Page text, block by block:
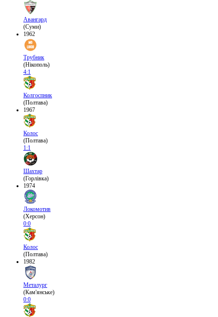
Авангард
(Суми)
1962
Трубник
(Нікополь)
4:1
Колгоспник
(Полтава)
1967
Колос
(Полтава)
1:1
Шахтар
(Горлівка)
1974
Локомотив
(Херсон)
0:0
Колос
(Полтава)
1982
Металург
(Кам'янське)
0:0